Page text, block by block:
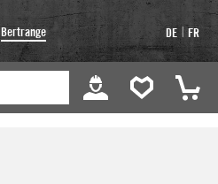
Bertrange DE | FR